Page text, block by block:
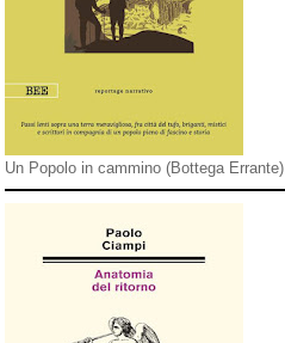
Un Popolo in cammino (Bottega Errante)